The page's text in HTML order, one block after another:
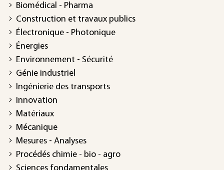
Biomédical - Pharma
Construction et travaux publics
Électronique - Photonique
Énergies
Environnement - Sécurité
Génie industriel
Ingénierie des transports
Innovation
Matériaux
Mécanique
Mesures - Analyses
Procédés chimie - bio - agro
Sciences fondamentales